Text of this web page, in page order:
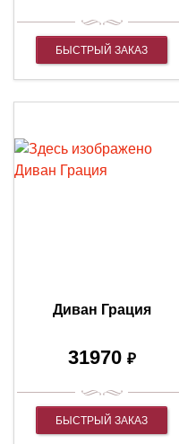
БЫСТРЫЙ ЗАКАЗ
Диван Грация
31970 ₽
БЫСТРЫЙ ЗАКАЗ